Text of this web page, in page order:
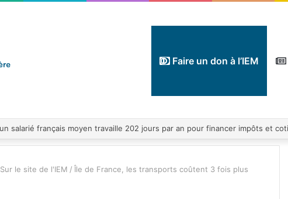
Faire un don à l’IEM
Sur le site de l'IEM / Île de France, les transports coûtent 3 fois plus